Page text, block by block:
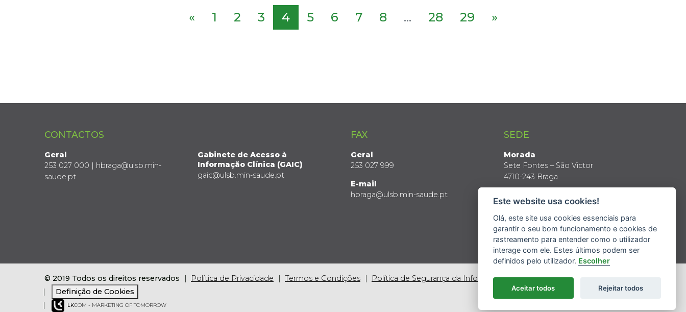
« 1 2 3 4 5 6 7 8 ... 28 29 »
CONTACTOS
Geral
253 027 000 | hbraga@ulsb.min-
saude.pt
Gabinete de Acesso à
Informação Clínica (GAIC)
gaic@ulsb.min-saude.pt
FAX
Geral
253 027 999
E-mail
hbraga@ulsb.min-saude.pt
SEDE
Morada
Sete Fontes – São Victor
4710-243 Braga
Latitude: 41º 34’ N
Longitude: 8º 24’ W
© 2019 Todos os direitos reservados Política de Privacidade Termos e Condições
Política de Segurança da Informação
Definição de Cookies
LKCOM - MARKETING OF TOMORROW
Este website usa cookies!
Olá, este site usa cookies essenciais para
garantir o seu bom funcionamento e cookies de
rastreamento para entender como o utilizador
interage com ele. Estes últimos podem ser
definidos pelo utilizador. Escolher
Aceitar todos Rejeitar todos